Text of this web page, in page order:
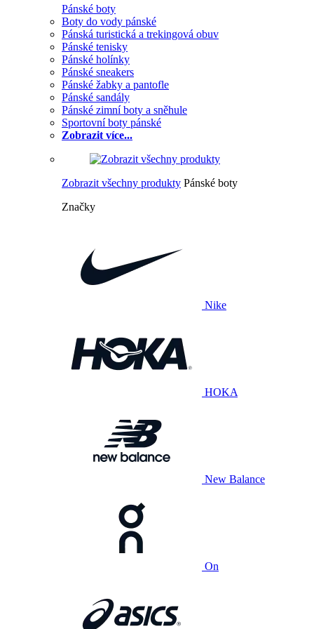
Pánské boty
Boty do vody pánské
Pánská turistická a trekingová obuv
Pánské tenisky
Pánské holínky
Pánské sneakers
Pánské žabky a pantofle
Pánské sandály
Pánské zimní boty a sněhule
Sportovní boty pánské
Zobrazit více...
Zobrazit všechny produkty Pánské boty
Značky
Nike
HOKA
New Balance
On